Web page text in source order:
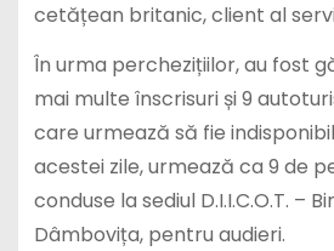
cetățean britanic, client al
În urma perchezițiilor, au fost
mai multe înscrisuri și 9
care urmează să fie
acestei zile, urmează ca 9 de
conduse la sediul D.I.I.C.O.T. –
Dâmbovița, pentru audieri.